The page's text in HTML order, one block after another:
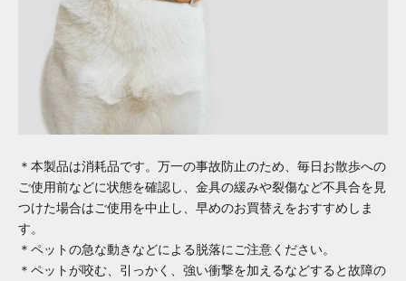
＊本製品は消耗品です。万一の事故防止のため、毎日お散歩への
ご使用前などに状態を確認し、金具の緩みや裂傷など不具合を見
つけた場合はご使用を中止し、早めのお買替えをおすすめしま
す。
＊ペットの急な動きなどによる脱落にご注意ください。
＊ペットが咬む、引っかく、強い衝撃を加えるなどすると故障の